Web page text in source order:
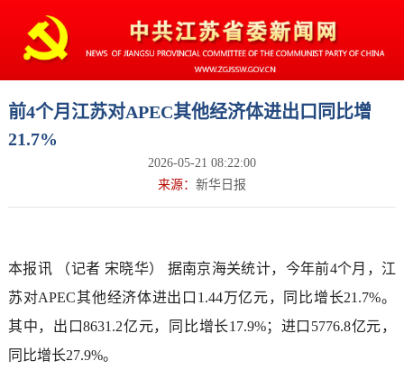
前4个月江苏对APEC其他经济体进出口同比增
21.7%
2026-05-21 08:22:00
来源： 新华日报
本报讯 （记者 宋晓华） 据南京海关统计，今年前4个月，江
苏对APEC其他经济体进出口1.44万亿元，同比增长21.7%。
其中，出口8631.2亿元，同比增长17.9%；进口5776.8亿元，
同比增长27.9%。